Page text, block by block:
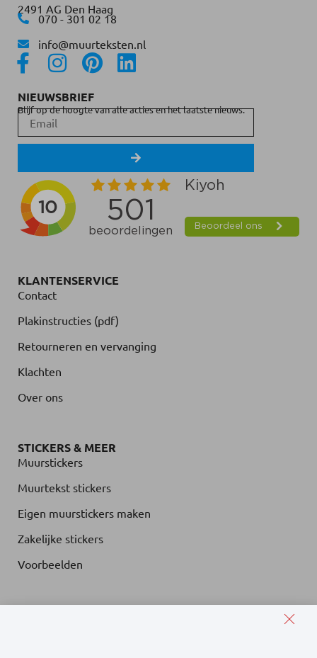
2491 AG Den Haag
070 - 301 02 18
info@muurteksten.nl
NIEUWSBRIEF
Blijf op de hoogte van alle acties en het laatste nieuws.
KLANTENSERVICE
Contact
Plakinstructies (pdf)
Retourneren en vervanging
Klachten
Over ons
STICKERS & MEER
Muurstickers
Muurtekst stickers
Eigen muurstickers maken
Zakelijke stickers
Voorbeelden